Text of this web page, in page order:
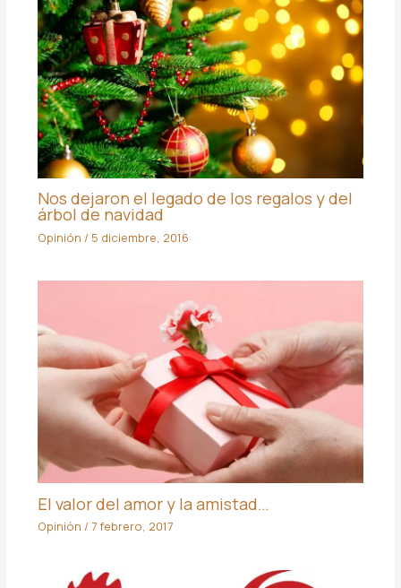
Nos dejaron el legado de los regalos y del
árbol de navidad
Opinión / 5 diciembre, 2016
El valor del amor y la amistad…
Opinión / 7 febrero, 2017